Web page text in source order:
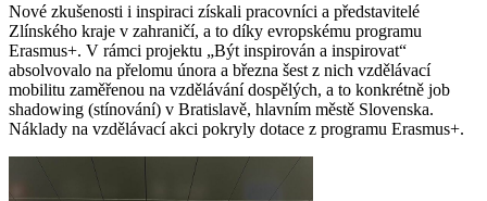
Nové zkušenosti i inspiraci získali pracovníci a představitelé
Zlínského kraje v zahraničí, a to díky evropskému programu
Erasmus+. V rámci projektu „Být inspirován a inspirovat“
absolvovalo na přelomu února a března šest z nich vzdělávací
mobilitu zaměřenou na vzdělávání dospělých, a to konkrétně job
shadowing (stínování) v Bratislavě, hlavním městě Slovenska.
Náklady na vzdělávací akci pokryly dotace z programu Erasmus+.